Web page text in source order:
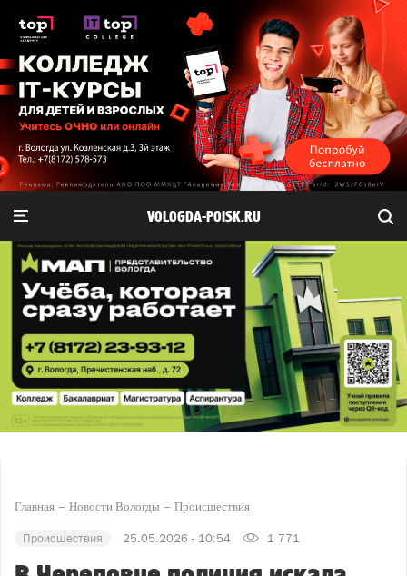
VOLOGDA-POISK.RU
Главная Новости Вологды Происшествия
Происшествия 25.05.2026 - 10:54 1 771